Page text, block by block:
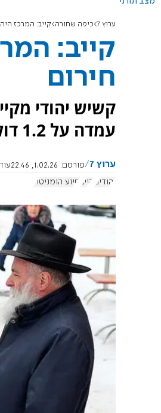
ערוץ 7 כיפה שחורה קייב: המרכז
קייב:
חירום
קשיש יהודי
עמדה על 1.2 דולר בלבד - סכום שאינו מספיק אפילו לרכישת כיכר לחם.
ערוץ 7 פורסם: 1.02.26, 22:46
יהודים קייב סיוע הומניטרי